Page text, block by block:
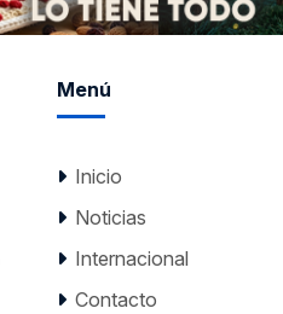
Menú
Inicio
Noticias
Internacional
Contacto